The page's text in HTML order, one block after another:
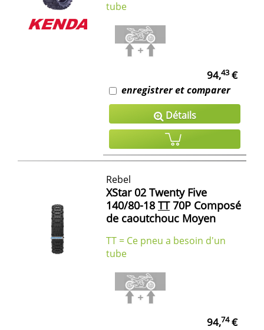
tube
94,43€
enregistrer et comparer
Détails
Rebel
XStar 02 Twenty Five
140/80-18 TT70P Composé
de caoutchouc Moyen
TT = Ce pneu a besoin d'un
tube
94,74€